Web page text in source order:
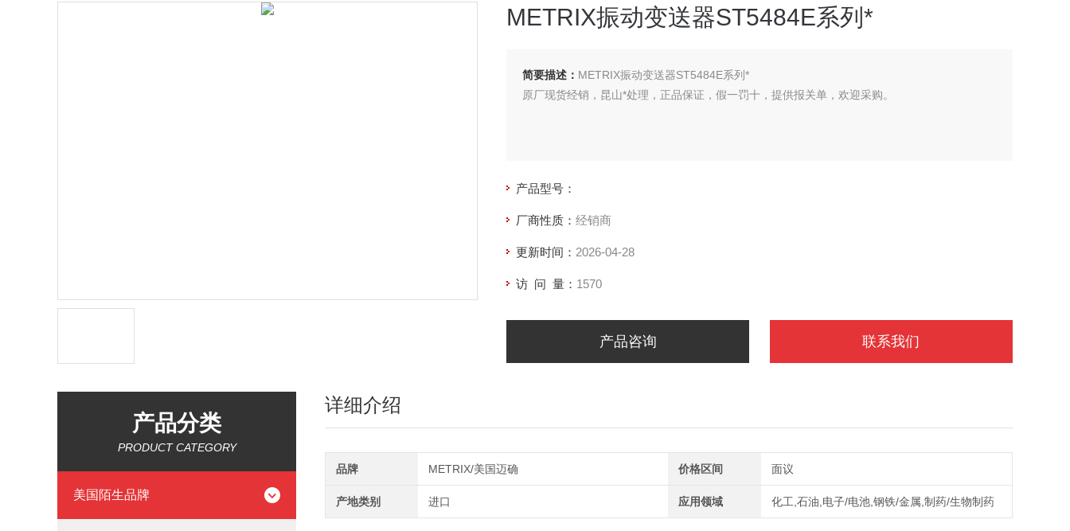
METRIX振动变送器ST5484E系列*
简要描述： METRIX振动变送器ST5484E系列*
原厂现货经销，昆山*处理，正品保证，假一罚十，提供报关单，欢迎采购。
产品型号：
厂商性质： 经销商
更新时间： 2026-04-28
访 问 量： 1570
产品咨询 联系我们
产品分类
PRODUCT CATEGORY
美国陌生品牌
详细介绍
品牌 METRIX/美国迈确 价格区间 面议
产地类别 进口 应用领域 化工,石油,电子/电池,钢铁/金属,制药/生物制药